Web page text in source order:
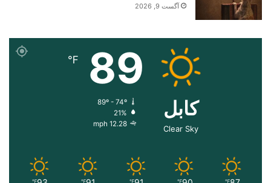
آگست 9, 2026
کابل
Clear Sky
89
℉
89º - 74º
21%
12.28 mph
℉
℉
℉
℉
℉